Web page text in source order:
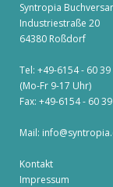
Syntropia
Industriestraße 20
64380 Roßdorf
Tel: +49-6154 - 60 39
(Mo-Fr 9-17 Uhr)
Fax: +49-6154 - 60
Mail:
Kontakt
Impressum